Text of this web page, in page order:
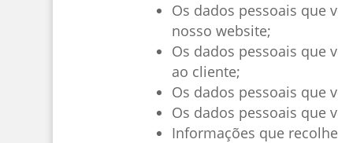
Os dados pessoais que
nosso website;
Os dados pessoais que
ao cliente;
Os dados pessoais que
Os dados pessoais que
Informações que